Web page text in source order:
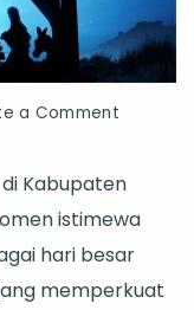
a Commenton
di
Ulu,
Harmoni
Kabupaten
istimewa
hari besar
memperkuat